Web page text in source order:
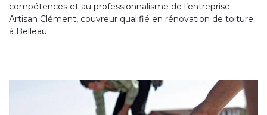
compétences et au professionnalisme de l’entreprise
Artisan Clément, couvreur qualifié en rénovation de toiture
à Belleau.